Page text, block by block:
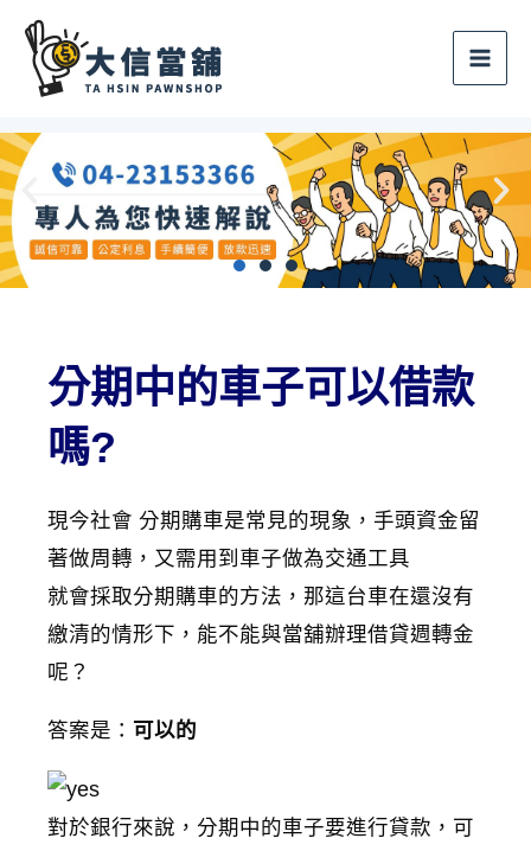
內
容
分期中的車子可以借款
嗎?
現今社會 分期購車是常見的現象，手頭資金留
著做周轉，又需用到車子做為交通工具
就會採取分期購車的方法，那這台車在還沒有
繳清的情形下，能不能與當舖辦理借貸週轉金
呢？
答案是： 可以的
對於銀行來說，分期中的車子要進行貸款，可